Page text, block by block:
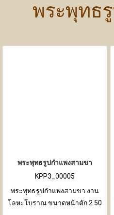
พระพุทธ
พระพุทธรูปกำแพงสามขา
KPP3_00005
พระพุทธรูปกำแพงสามขา งาน
โลหะโบราณ ขนาดหน้าตัก 2.50